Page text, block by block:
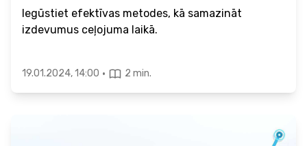
Iegūstiet efektīvas metodes, kā samazināt
izdevumus ceļojuma laikā.
19.01.2024, 14:00 · 2 min.